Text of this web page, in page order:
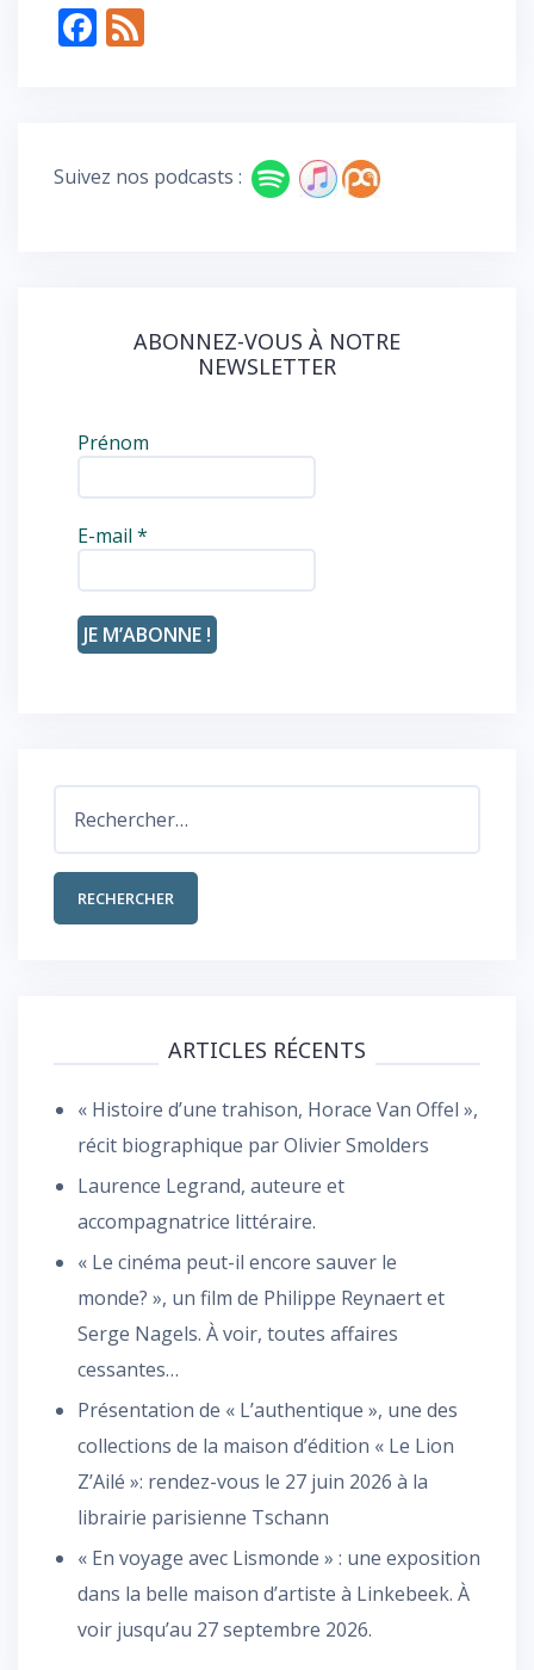
F
o
Suivez nos podcasts :
ABONNEZ-VOUS À NOTRE
NEWSLETTER
Prénom
E-mail *
ARTICLES RÉCENTS
« Histoire d’une trahison, Horace Van Offel »,
récit biographique par Olivier Smolders
Laurence Legrand, auteure et
accompagnatrice littéraire.
« Le cinéma peut-il encore sauver le
monde? », un film de Philippe Reynaert et
Serge Nagels. À voir, toutes affaires
cessantes…
Présentation de « L’authentique », une des
collections de la maison d’édition « Le Lion
Z’Ailé »: rendez-vous le 27 juin 2026 à la
librairie parisienne Tschann
« En voyage avec Lismonde » : une exposition
dans la belle maison d’artiste à Linkebeek. À
voir jusqu’au 27 septembre 2026.